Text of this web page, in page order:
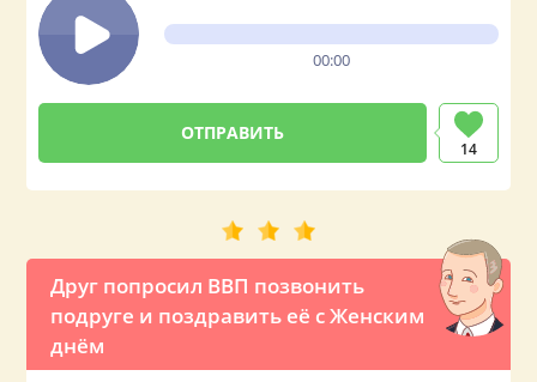
00:00
14
Друг попросил ВВП позвонить
подруге и поздравить её с Женским
днём